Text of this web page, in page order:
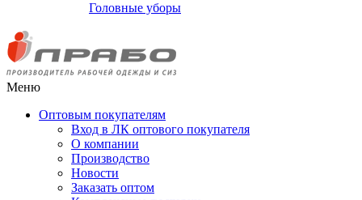
Головные уборы
Меню
Оптовым покупателям
Вход в ЛК оптового покупателя
О компании
Производство
Новости
Заказать оптом